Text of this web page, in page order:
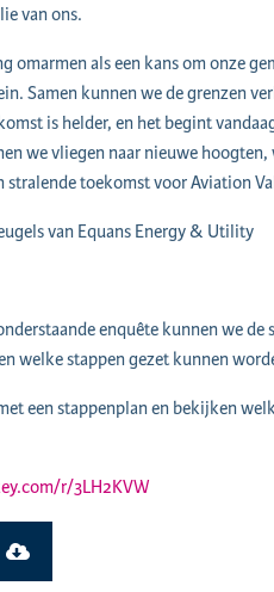
van ons.
omarmen als een kans om onze
Samen kunnen we de grenzen
is helder, en het begint
we vliegen naar nieuwe
stralende toekomst voor Aviation
van Equans Energy & Utility
enquête kunnen we
welke stappen gezet kunnen
een stappenplan en bekijken
r/3LH2KVW